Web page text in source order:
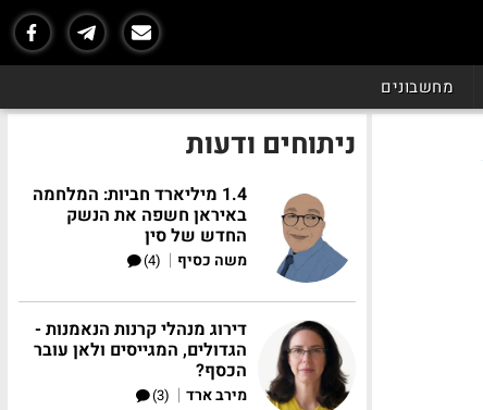
מחשבונים
ניתוחים ודעות
1.4 מיליארד חביות: המלחמה
באיראן חשפה את הנשק
החדש של סין
משה כסיף |
(4)
דירוג מנהלי קרנות הנאמנות -
הגדולים, המגייסים ולאן עובר
הכסף?
מירב ארד |
(3)